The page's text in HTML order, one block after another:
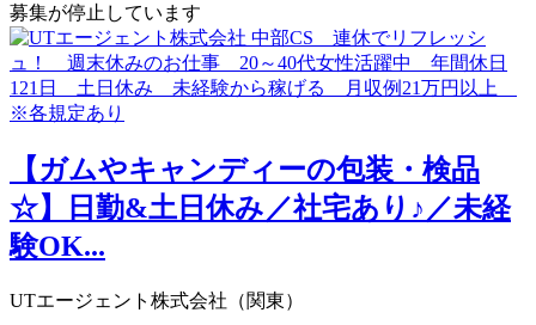
募集が停止しています
【ガムやキャンディーの包装・検品
☆】日勤&土日休み／社宅あり♪／未経
験OK...
UTエージェント株式会社（関東）